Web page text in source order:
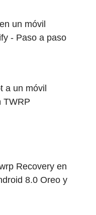
un móvil
- Paso a paso
a un móvil
TWRP
Recovery en
8.0 Oreo y